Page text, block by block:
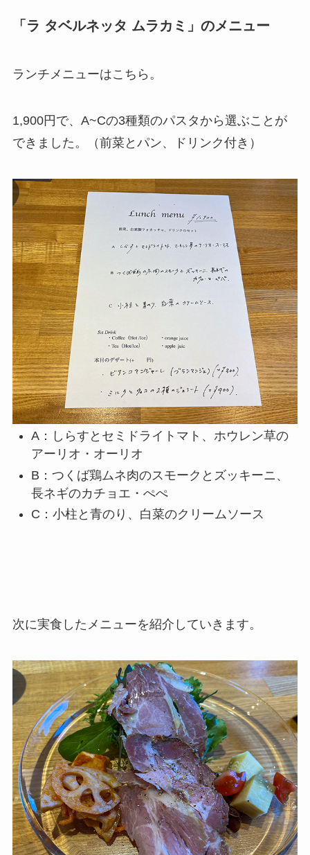
「 ラ タベルネッタ ムラカミ 」のメニュー
ランチメニューはこちら。
1,900円で、A~Cの3種類のパスタから選ぶことが
できました。（前菜とパン、ドリンク付き）
A：しらすとセミドライトマト、ホウレン草の
アーリオ・オーリオ
B：つくば鶏ムネ肉のスモークとズッキーニ、
長ネギのカチョエ・ぺぺ
C：小柱と青のり、白菜のクリームソース
次に実食したメニューを紹介していきます。